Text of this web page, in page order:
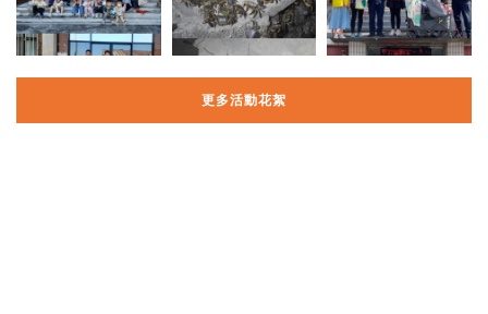
更多活動花絮